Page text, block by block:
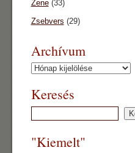
Zene(33)
Zsebvers (29)
Archívum
Archívum
Keresés
"Kiemelt"